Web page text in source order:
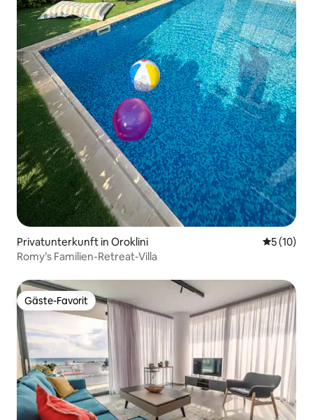
Privatunterkunft in Oroklini
5 (10)
Romy’s Familien-Retreat-Villa
Gäste-Favorit
Gäste-Favorit